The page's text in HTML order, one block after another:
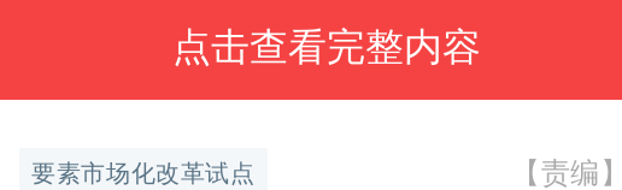
试点实施方案
围包括广东省广州市、深圳
点击查看完整内容
要素市场化改革试点 【责编